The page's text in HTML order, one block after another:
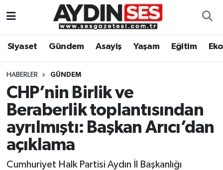
Siyaset Gündem Asayiş Yaşam Eğitim
HABERLER GÜNDEM
CHP’nin Birlik ve
Beraberlik toplantısından
ayrılmıştı: Başkan Arıcı’dan
açıklama
Cumhuriyet Halk Partisi Aydın İl Başkanlığı
Gündem
Siyaset
Ekonomi
Yaşam
Eğitim
Aydın Hava Durumu
Aydin Namaz Vakitleri
Aydın Trafik Yoğunluk Haritası
Süper Lig Puan Durumu ve Fikstür
Tüm Manşetler